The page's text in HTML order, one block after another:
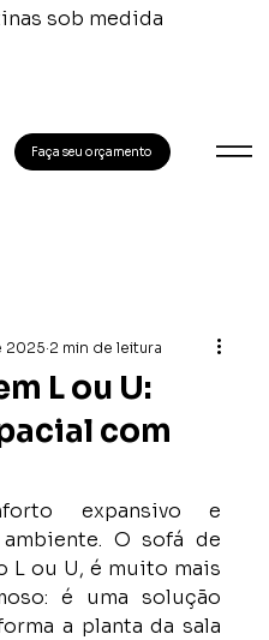
sob medida
Faça seu orçamento
L ou U:
com
2025 2 min de leitura
expansivo e
O sofá de
L ou U, é muito mais
é uma solução
a planta da sala